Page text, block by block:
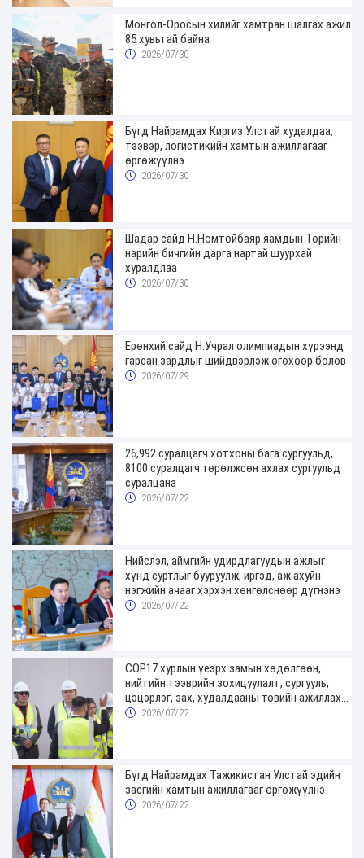
Монгол-Оросын хилийг хамтран шалгах ажил
85 хувьтай байна
2026/07/30
Бүгд Найрамдах Киргиз Улстай худалдаа,
тээвэр, логистикийн хамтын ажиллагааг
өргөжүүлнэ
2026/07/30
Шадар сайд Н.Номтойбаяр яамдын Төрийн
нарийн бичгийн дарга нартай шуурхай
хуралдлаа
2026/07/30
Ерөнхий сайд Н.Учрал олимпиадын хүрээнд
гарсан зардлыг шийдвэрлэж өгөхөөр болов
2026/07/29
26,992 суралцагч хотхоны бага сургуульд,
8100 суралцагч төрөлжсөн ахлах сургуульд
суралцана
2026/07/22
Нийслэл, аймгийн удирдлагуудын ажлыг
хүнд суртлыг бууруулж, иргэд, аж ахуйн
нэгжийн ачааг хэрхэн хөнгөлснөөр дүгнэнэ
2026/07/22
COP17 хурлын үеэрх замын хөдөлгөөн,
нийтийн тээврийн зохицуулалт, сургууль,
цэцэрлэг, зах, худалдааны төвийн ажиллах
хуваарийг гаргаж, иргэдэд мэдээлэхийг
2026/07/22
Бүгд Найрамдах Тажикистан Улстай эдийн
засгийн хамтын ажиллагааг өргөжүүлнэ
2026/07/22